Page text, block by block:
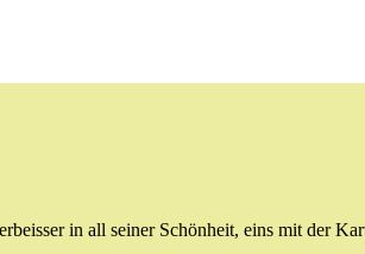
in all seiner Schönheit, eins mit der